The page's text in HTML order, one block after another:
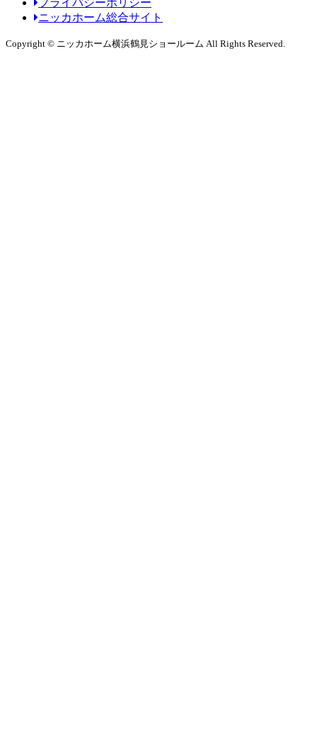
プライバシーポリシー
ニッカホーム総合サイト
Copyright © ニッカホーム横浜鶴見ショールーム All Rights Reserved.